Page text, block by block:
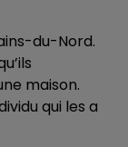
du-Nord.
maison.
qui les a